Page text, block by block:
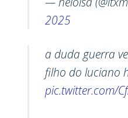
2025
a duda guerra
filho do luciano
pic.twitter.com/